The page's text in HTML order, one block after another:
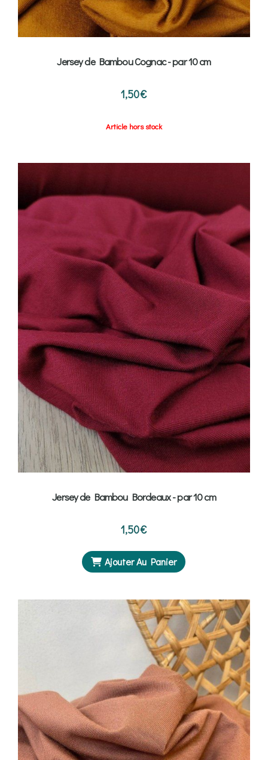
Jersey de Bambou Cognac - par 10 cm
1,50€
Article hors stock
Jersey de Bambou Bordeaux - par 10 cm
1,50€
Ajouter Au Panier